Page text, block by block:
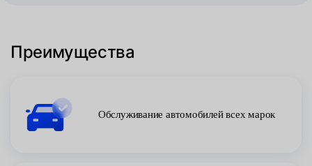
Преимущества
Обслуживание автомобилей всех марок